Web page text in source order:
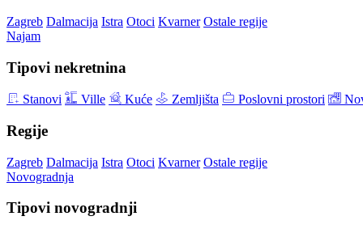
Zagreb Dalmacija Istra Otoci Kvarner Ostale regije
Najam
Tipovi nekretnina
Stanovi Ville Kuće Zemljišta Poslovni prostori
Regije
Zagreb Dalmacija Istra Otoci Kvarner Ostale regije
Novogradnja
Tipovi novogradnji